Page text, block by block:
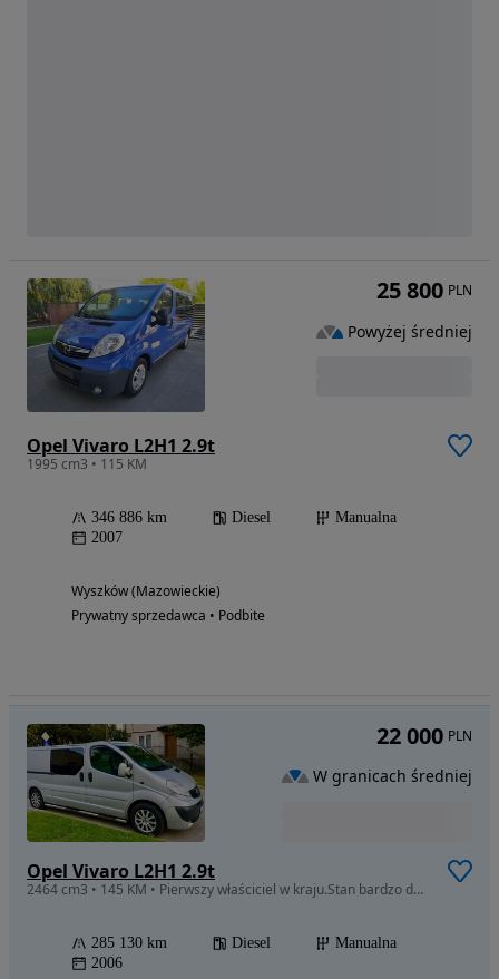
Opel Vivaro L2H1 2.9t
1995 cm3 • 115 KM
346 886 km Diesel
Manualna
2007
Wyszków (Mazowieckie)
Prywatny sprzedawca • Podbite
25 800 PLN
Powyżej średniej
Opel Vivaro L2H1 2.9t
2464 cm3 • 145 KM • Pierwszy właściciel w kraju.Stan bardzo dobry.
285 130 km Diesel
Manualna
2006
22 000 PLN
W granicach średniej